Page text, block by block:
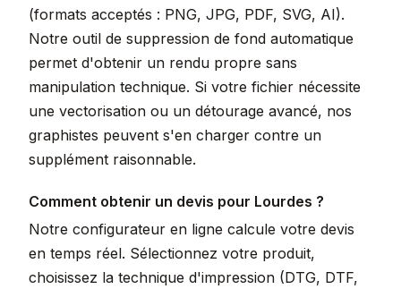
(formats acceptés : PNG, JPG, PDF, SVG, AI).
Notre outil de suppression de fond automatique
permet d'obtenir un rendu propre sans
manipulation technique. Si votre fichier nécessite
une vectorisation ou un détourage avancé, nos
graphistes peuvent s'en charger contre un
supplément raisonnable.
Comment obtenir un devis pour Lourdes ?
Notre configurateur en ligne calcule votre devis
en temps réel. Sélectionnez votre produit,
choisissez la technique d'impression (DTG, DTF,